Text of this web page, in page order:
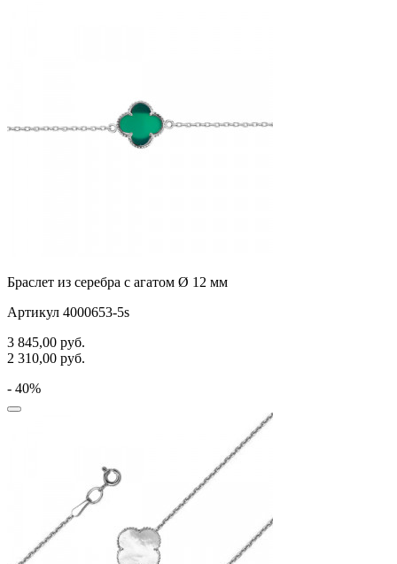
27
Браслет из серебра с агатом Ø 12 мм
Артикул 4000653-5s
3 845,00 руб.
2 310,00 руб.
- 40%